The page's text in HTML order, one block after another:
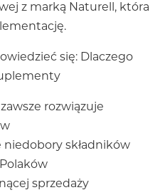
z marką Naturell, która
się: Dlaczego
rozwiązuje
niedobory składników
sprzedaży